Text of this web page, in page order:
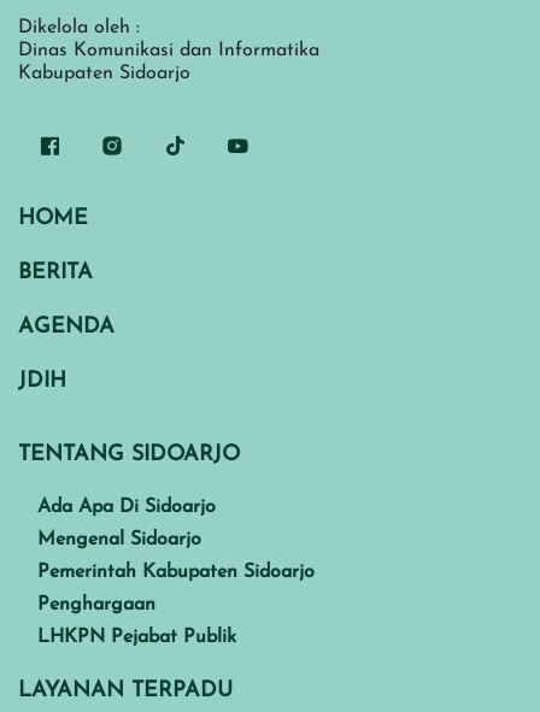
Dikelola oleh :
Dinas Komunikasi dan Informatika
Kabupaten Sidoarjo
HOME
BERITA
AGENDA
JDIH
TENTANG SIDOARJO
Ada Apa Di Sidoarjo
Mengenal Sidoarjo
Pemerintah Kabupaten Sidoarjo
Penghargaan
LHKPN Pejabat Publik
LAYANAN TERPADU